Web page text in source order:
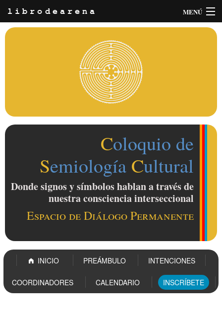
librodearena MENÚ
Coloquio de
Semiología Cultural
Donde signos y símbolos hablan a través de
nuestra consciencia interseccional
Espacio de Diálogo Permanente
INICIO PREÁMBULO INTENCIONES
COORDINADORES CALENDARIO INSCRÍBETE